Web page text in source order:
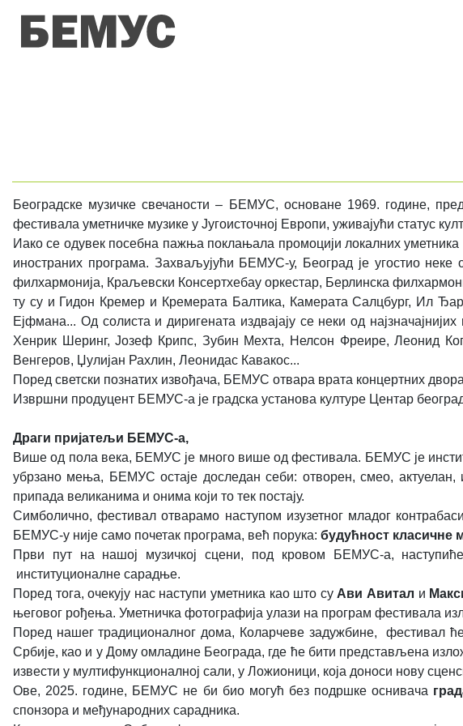
Београдске музичке свечаности – БЕМУС, основане 1969. године,
фестивала уметничке музике у Југоисточној Европи, уживајући статус
Иако се одувек посебна пажња поклањала промоцији локалних
иностраних програма. Захваљујући БЕМУС-у, Београд је угостио
филхармонија, Краљевски Консертхебау оркестар, Берлинска
ту су и Гидон Кремер и Кремерата Балтика, Камерата Салцбург, Ил
Ејфмана... Од солиста и диригената издвајају се неки од
Хенрик Шеринг, Јозеф Крипс, Зубин Мехта, Нелсон Фреире, Леонид
Венгеров, Џулијан Рахлин, Леонидас Кавакос...
Поред светски познатих извођача, БЕМУС отвара врата концертних
Извршни продуцент БЕМУС-а је градска установа културе Центар
Драги пријатељи БЕМУС-а,
Више од пола века, БЕМУС је много више од фестивала. БЕМУС је
убрзано мења, БЕМУС остаје доследан себи: отворен, смео, актуелан,
припада великанима и онима који то тек постају.
Симболично, фестивал отварамо наступом изузетног младог
БЕМУС-у није само почетак програма, већ порука: будућност класичне
Први пут на нашој музичкој сцени, под кровом БЕМУС-а,
институционалне сарадње.
Поред тога, очекују нас наступи уметника као што су Ави Авитал и
његовог рођења. Уметничка фотографија улази на програм фестивала
Поред нашег традиционалног дома, Коларчеве задужбине, фестивал
Србије, као и у Дому омладине Београда, где ће бити представљена
извести у мултифункционалној сали, у Ложионици, која доноси нову
Ове, 2025. године, БЕМУС не би био могућ без подршке оснивача
спонзора и међународних сарадника.